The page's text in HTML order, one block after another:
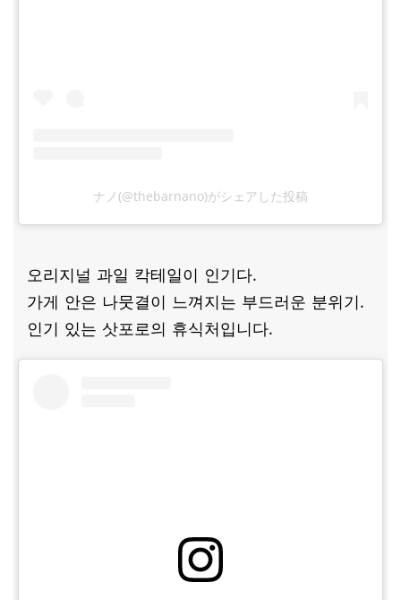
ナノ(@thebarnano)がシェアした投稿
오리지널 과일 칵테일이 인기다.
가게 안은 나뭇결이 느껴지는 부드러운 분위기.
인기 있는 삿포로의 휴식처입니다.